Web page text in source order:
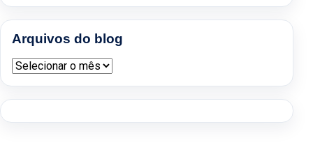
Arquivos do blog
Arquivos do blog